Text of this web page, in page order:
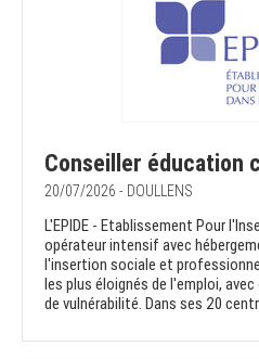
Conseiller éducation
20/07/2026 - DOULLENS
L'EPIDE - Etablissement Pour
opérateur intensif avec
l'insertion sociale et
les plus éloignés de l'emploi,
de vulnérabilité. Dans ses 20